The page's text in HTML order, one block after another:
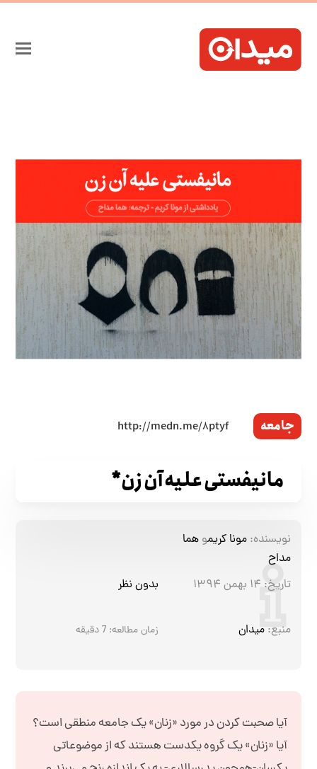
جامعه
مانیفستی علیه آن زن*
نویسنده: مونا کریموهما
مداح
تاریخ: ۱۴ بهمن ۱۳۹۴ بدون نظر
منبع: میدان زمان مطالعه: 7دقیقه
آیا صحبت کردن در مورد «زنان» یک جامعه منطقی است؟
آیا «زنان» یک گروه یکدست هستند که از موضوعاتی